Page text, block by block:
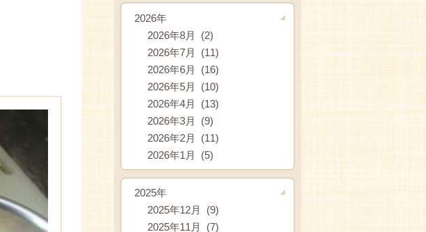
2026年
2026年8月 (2)
2026年7月 (11)
2026年6月 (16)
2026年5月 (10)
2026年4月 (13)
2026年3月 (9)
2026年2月 (11)
2026年1月 (5)
2025年
2025年12月 (9)
2025年11月 (7)